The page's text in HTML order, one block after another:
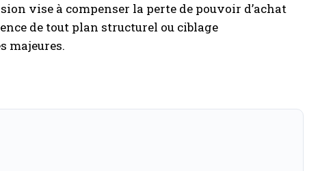
vise à compenser la perte de pouvoir d’achat
de tout plan structurel ou ciblage
majeures.